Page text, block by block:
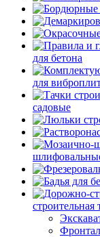
для бетона
для
садовые
строительная